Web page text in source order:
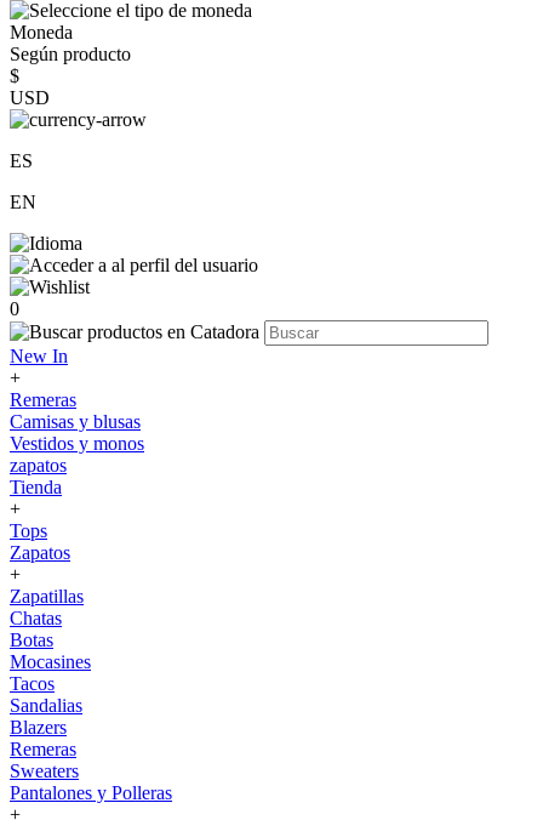
Moneda
Según producto
$
USD
ES
EN
0
New In
+
Remeras
Camisas y blusas
Vestidos y monos
zapatos
Tienda
+
Tops
Zapatos
+
Zapatillas
Chatas
Botas
Mocasines
Tacos
Sandalias
Blazers
Remeras
Sweaters
Pantalones y Polleras
+